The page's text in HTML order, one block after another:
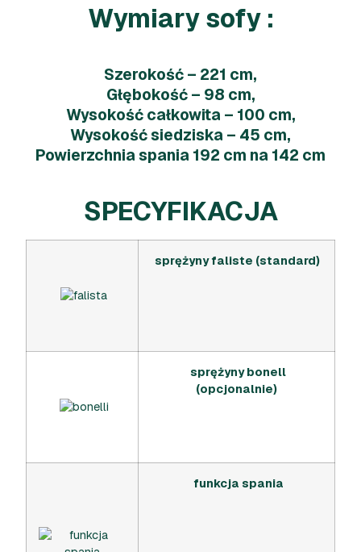
Wymiary sofy :
Szerokość – 221 cm,
Głębokość – 98 cm,
Wysokość całkowita – 100 cm,
Wysokość siedziska – 45 cm,
Powierzchnia spania 192 cm na 142 cm
SPECYFIKACJA
sprężyny faliste (standard)
sprężyny bonell
(opcjonalnie)
funkcja spania